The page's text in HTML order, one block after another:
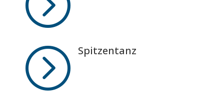
= Spitzentanz